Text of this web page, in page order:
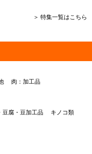
＞ 特集一覧はこちら
肉：加工品
豆腐・豆加工品
キノコ類